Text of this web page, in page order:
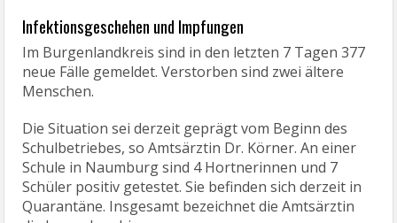
Infektionsgeschehen und Impfungen
Im Burgenlandkreis sind in den letzten 7 Tagen 377
neue Fälle gemeldet. Verstorben sind zwei ältere
Menschen.
Die Situation sei derzeit geprägt vom Beginn des
Schulbetriebes, so Amtsärztin Dr. Körner. An einer
Schule in Naumburg sind 4 Hortnerinnen und 7
Schüler positiv getestet. Sie befinden sich derzeit in
Quarantäne. Insgesamt bezeichnet die Amtsärztin